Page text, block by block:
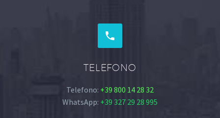


TELEFONO
Telefono: +39 800 14 28 32
WhatsApp: +39 327 29 28 995